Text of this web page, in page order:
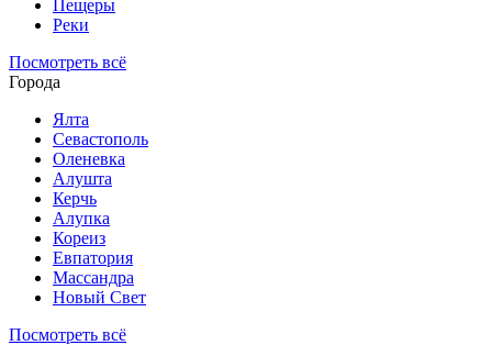
Пещеры
Реки
Посмотреть всё
Города
Ялта
Севастополь
Оленевка
Алушта
Керчь
Алупка
Кореиз
Евпатория
Массандра
Новый Свет
Посмотреть всё